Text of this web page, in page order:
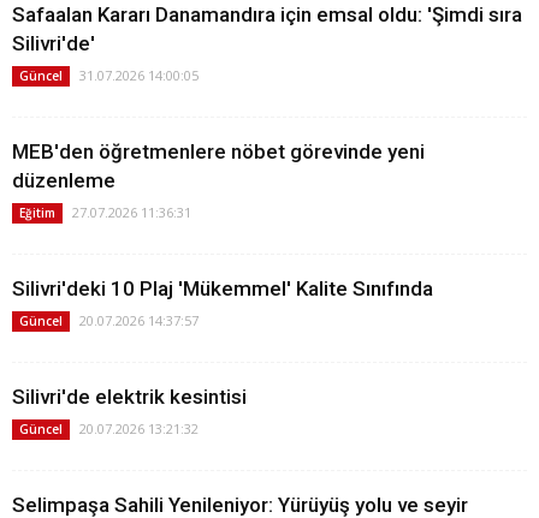
Safaalan Kararı Danamandıra için emsal oldu: 'Şimdi sıra
Silivri'de'
Güncel 31.07.2026 14:00:05
MEB'den öğretmenlere nöbet görevinde yeni
düzenleme
Eğitim 27.07.2026 11:36:31
Silivri'deki 10 Plaj 'Mükemmel' Kalite Sınıfında
Güncel 20.07.2026 14:37:57
Silivri'de elektrik kesintisi
Güncel 20.07.2026 13:21:32
Selimpaşa Sahili Yenileniyor: Yürüyüş yolu ve seyir